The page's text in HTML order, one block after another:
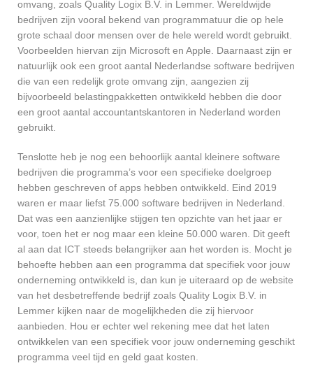
omvang, zoals Quality Logix B.V. in Lemmer. Wereldwijde
bedrijven zijn vooral bekend van programmatuur die op hele
grote schaal door mensen over de hele wereld wordt gebruikt.
Voorbeelden hiervan zijn Microsoft en Apple. Daarnaast zijn er
natuurlijk ook een groot aantal Nederlandse software bedrijven
die van een redelijk grote omvang zijn, aangezien zij
bijvoorbeeld belastingpakketten ontwikkeld hebben die door
een groot aantal accountantskantoren in Nederland worden
gebruikt.
Tenslotte heb je nog een behoorlijk aantal kleinere software
bedrijven die programma’s voor een specifieke doelgroep
hebben geschreven of apps hebben ontwikkeld. Eind 2019
waren er maar liefst 75.000 software bedrijven in Nederland.
Dat was een aanzienlijke stijgen ten opzichte van het jaar er
voor, toen het er nog maar een kleine 50.000 waren. Dit geeft
al aan dat ICT steeds belangrijker aan het worden is. Mocht je
behoefte hebben aan een programma dat specifiek voor jouw
onderneming ontwikkeld is, dan kun je uiteraard op de website
van het desbetreffende bedrijf zoals Quality Logix B.V. in
Lemmer kijken naar de mogelijkheden die zij hiervoor
aanbieden. Hou er echter wel rekening mee dat het laten
ontwikkelen van een specifiek voor jouw onderneming geschikt
programma veel tijd en geld gaat kosten.